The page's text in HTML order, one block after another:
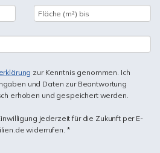
zur Kenntnis genommen. Ich
und Daten zur Beantwortung
erhoben und gespeichert werden.
jederzeit für die Zukunft per E-
widerrufen. *